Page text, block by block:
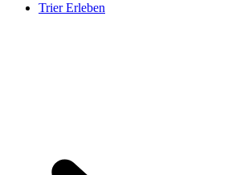
Trier Erleben